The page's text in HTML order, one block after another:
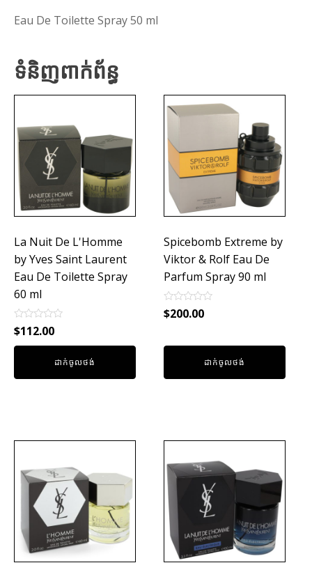
Eau De Toilette Spray 50 ml
ទំនិញពាក់ព័ន្ធ
La Nuit De L'Homme
by Yves Saint Laurent
Eau De Toilette Spray
60 ml
Rated
0
out
$112.00
ដាក់ចូលថង់
Spicebomb Extreme by
Viktor & Rolf Eau De
Parfum Spray 90 ml
Rated
0
5
$200.00
ដាក់ចូលថង់